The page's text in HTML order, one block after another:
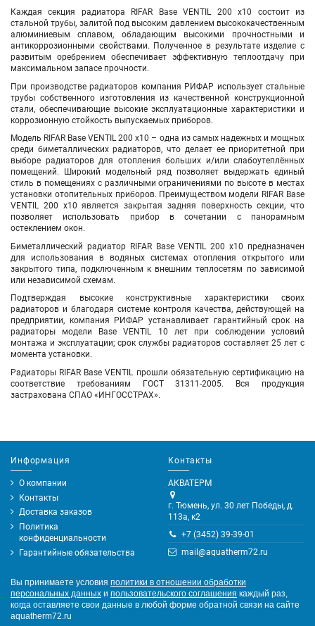
Каждая секция радиатора RIFAR Base VENTIL 200 х10 состоит из
стальной трубы, залитой под высоким давлением высококачественным
алюминиевым сплавом, обладающим высокими прочностными и
антикоррозионными свойствами. Полученное в результате изделие с
развитым оребрением обеспечивает эффективную теплоотдачу при
максимальном запасе прочности.
При производстве радиаторов компания РИФАР использует стальные
трубы собственного изготовления из качественной конструкционной
стали, обеспечивающие высокие эксплуатационные характеристики и
коррозионную стойкость выпускаемых приборов.
Модель RIFAR Base VENTIL 200 х10 – одна из самых надежных и мощных
среди биметаллических радиаторов, что делает ее приоритетной при
выборе радиаторов для отопления больших и/или слабоутеплённых
помещений. Широкий модельный ряд позволяет выдержать единый
стиль в помещениях с различными ограничениями по высоте в местах
установки отопительных приборов. Преимуществом модели RIFAR Base
VENTIL 200 х10 является закрытая задняя поверхность секции, что
позволяет использовать прибор в сочетании с панорамным
остеклением окон.
Биметаллический радиатор RIFAR Base VENTIL 200 х10 предназначен
для использования в водяных системах отопления открытого или
закрытого типа, подключенным к внешним теплосетям по зависимой
или независимой схемам.
Подтверждая высокие конструктивные характеристики своих
радиаторов и благодаря системе контроля качества, действующей на
предприятии, компания РИФАР устанавливает гарантийный срок на
радиаторы модели Base VENTIL 10 лет при соблюдении условий
монтажа и эксплуатации; срок службы радиаторов составляет 25 лет с
момента установки.
Радиаторы RIFAR Base VENTIL прошли обязательную сертификацию на
соответствие требованиям ГОСТ 31311-2005. Вся продукция
застрахована СПАО «ИНГОССТРАХ».
Информация
О компании
Контакты
Доставка заказов
Политика
конфиденциальности
Гарантийные обязательства
Контакты
АКВАТЕРМ
г. Тюмень, ул. 30 лет Победы, д.
113а, к2
+7 (3452) 39-39-01
mail@aquatherm72.ru
Вы принимаете условия политики в отношении обработки
персональных данных и пользовательского соглашения каждый раз,
когда оставляете свои данные в любой форме обратной связи на сайте
aquatherm72.ru